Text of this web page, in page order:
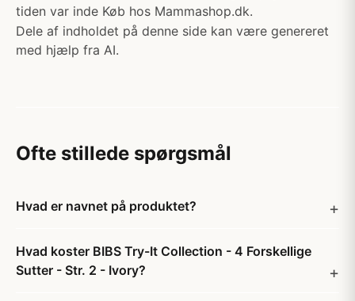
tiden var inde Køb hos Mammashop.dk.
Dele af indholdet på denne side kan være genereret
med hjælp fra AI.
Ofte stillede spørgsmål
Hvad er navnet på produktet?
Hvad koster BIBS Try-It Collection - 4 Forskellige
Sutter - Str. 2 - Ivory?